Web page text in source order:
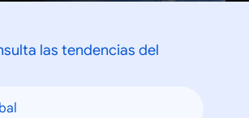
las tendencias del